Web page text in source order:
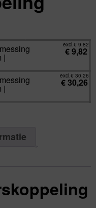
|
excl.€ 9,82
€9,82
|
excl.€ 30,26
€30,26